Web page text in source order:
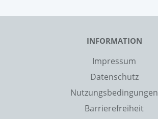
INFORMATION
Impressum
Datenschutz
Nutzungsbedingungen
Barrierefreiheit